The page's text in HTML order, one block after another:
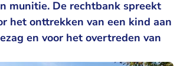
munitie. De rechtbank spreekt
het onttrekken van een kind aan
en voor het overtreden van